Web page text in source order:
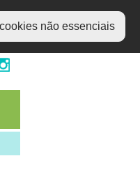
não essenciais